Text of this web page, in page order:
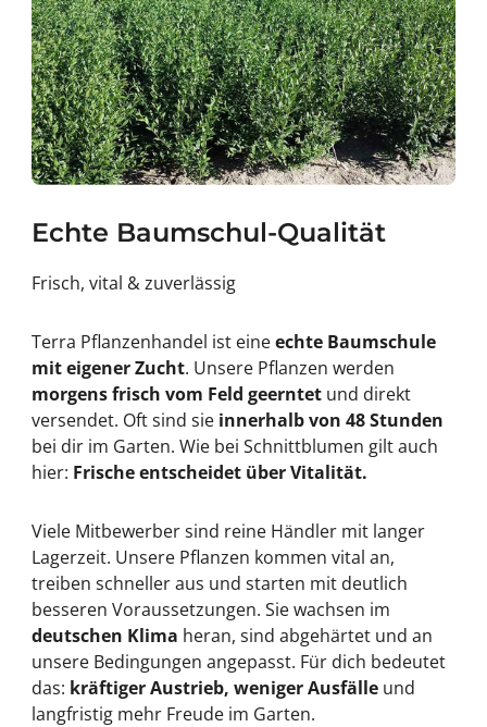
Echte Baumschul-Qualität
Frisch, vital & zuverlässig
Terra Pflanzenhandel ist eineechte Baumschule
mit eigener Zucht. Unsere Pflanzen werden
morgens frisch vom Feld geerntetund direkt
versendet. Oft sind sie innerhalb von 48 Stunden
bei dir im Garten. Wie bei Schnittblumen gilt auch
hier: Frische entscheidet über Vitalität.
Viele Mitbewerber sind reine Händler mit langer
Lagerzeit. Unsere Pflanzen kommen vital an,
treiben schneller aus und starten mit deutlich
besseren Voraussetzungen. Sie wachsen im
deutschen Klima heran, sind abgehärtet und an
unsere Bedingungen angepasst. Für dich bedeutet
das: kräftiger Austrieb, weniger Ausfälle und
langfristig mehr Freude im Garten.